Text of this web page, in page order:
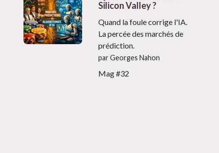
Silicon Valley ?
Quand la foule corrige l'IA.
La percée des marchés de
prédiction.
par Georges Nahon
Mag #32